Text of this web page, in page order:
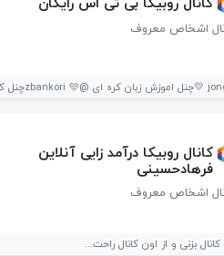
اشخاص معروف
کانال روبیکا درآمد زایی آنلاین
فرهادحسینی
اشخاص معروف
بزنی و از اون کانال راحت...